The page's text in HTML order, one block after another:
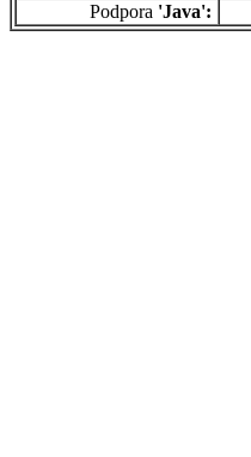
Podpora 'Java':